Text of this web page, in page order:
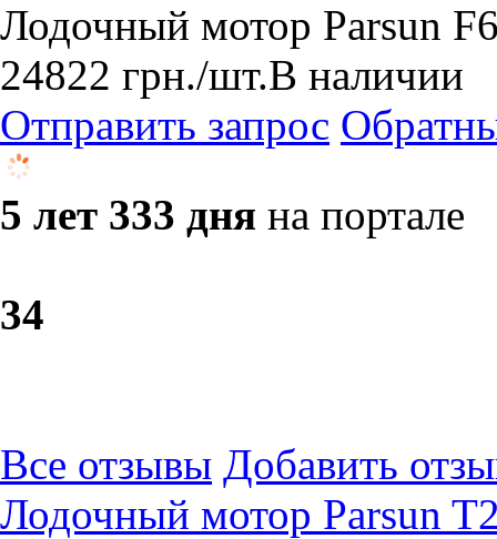
Лодочный мотор Parsun
24822 грн./шт.В наличии
Отправить запрос
5 лет 333 дня на портале
34
Все отзывы Добавить
Лодочный мотор Parsun